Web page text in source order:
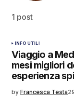
1 post
INFO UTILI
Viaggio a
mesi migliori
esperienza
by Francesca Testa